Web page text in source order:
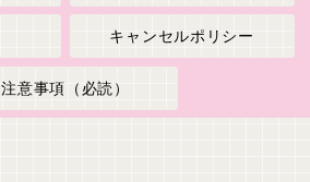
キャンセルポリシー
注意事項（必読）